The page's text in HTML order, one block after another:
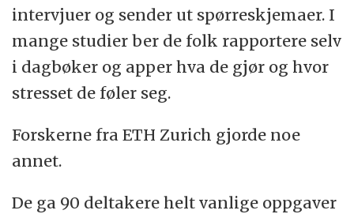
intervjuer og sender ut spørreskjemaer. I
mange studier ber de folk rapportere selv
i dagbøker og apper hva de gjør og hvor
stresset de føler seg.
Forskerne fra ETH Zurich gjorde noe
annet.
De ga 90 deltakere helt vanlige oppgaver